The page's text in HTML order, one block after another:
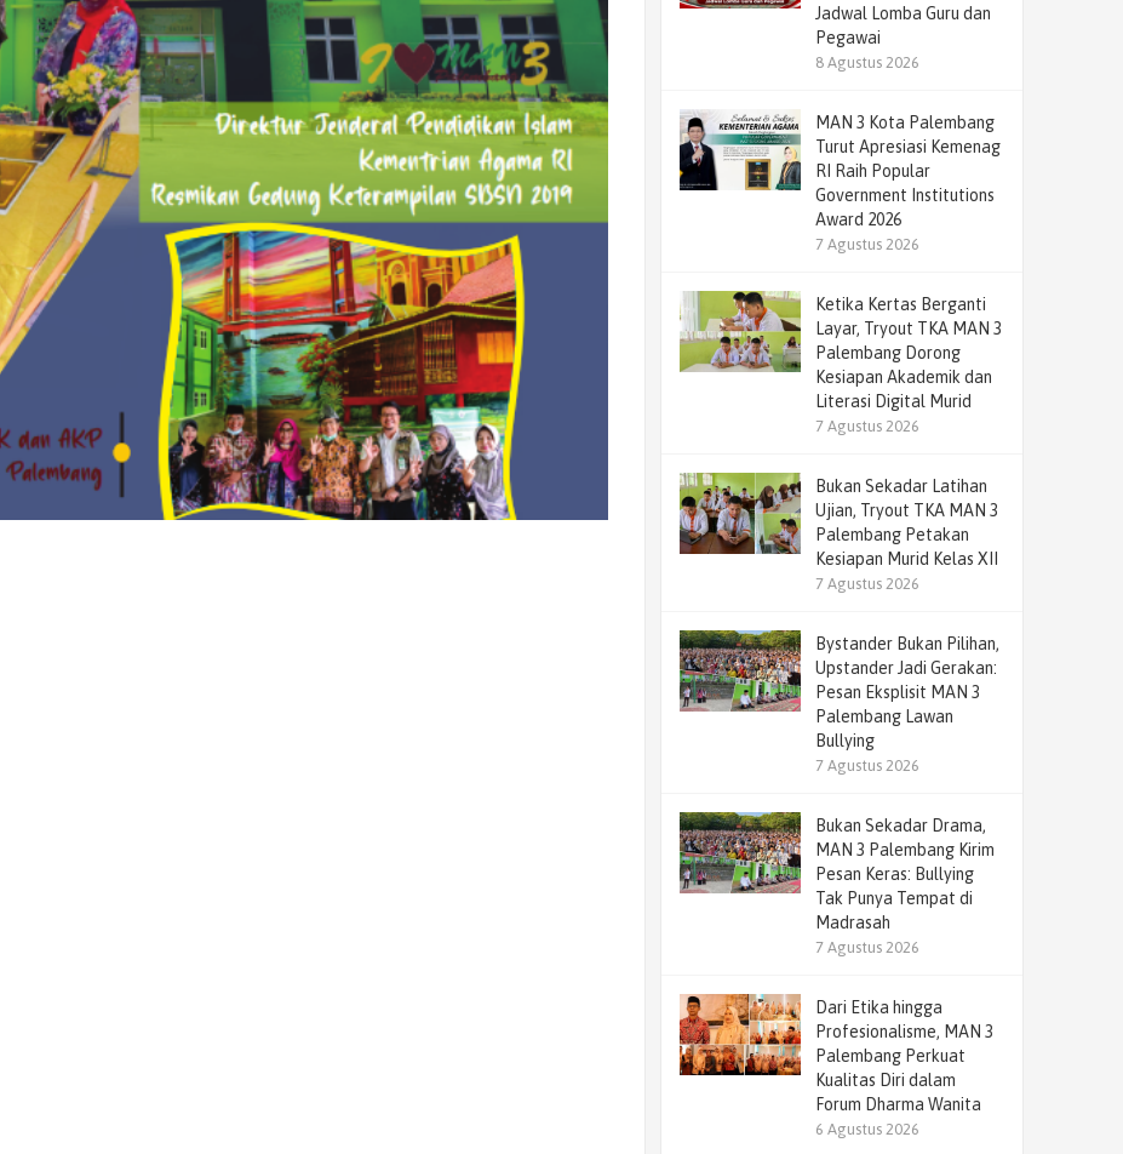
Jadwal Lomba Guru dan
Pegawai
8 Agustus 2026
MAN 3 Kota Palembang
Turut Apresiasi Kemenag
RI Raih Popular
Government Institutions
Award 2026
7 Agustus 2026
Ketika Kertas Berganti
Layar, Tryout TKA MAN 3
Palembang Dorong
Kesiapan Akademik dan
Literasi Digital Murid
7 Agustus 2026
Bukan Sekadar Latihan
Ujian, Tryout TKA MAN 3
Palembang Petakan
Kesiapan Murid Kelas XII
7 Agustus 2026
Bystander Bukan Pilihan,
Upstander Jadi Gerakan:
Pesan Eksplisit MAN 3
Palembang Lawan
Bullying
7 Agustus 2026
Bukan Sekadar Drama,
MAN 3 Palembang Kirim
Pesan Keras: Bullying
Tak Punya Tempat di
Madrasah
7 Agustus 2026
Dari Etika hingga
Profesionalisme, MAN 3
Palembang Perkuat
Kualitas Diri dalam
Forum Dharma Wanita
6 Agustus 2026